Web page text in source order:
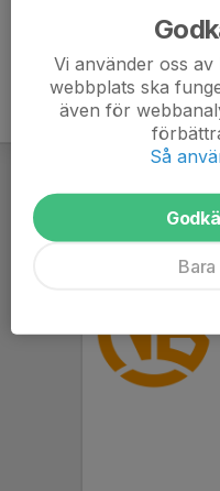
Vi använder oss
webbplats ska
även för
Så